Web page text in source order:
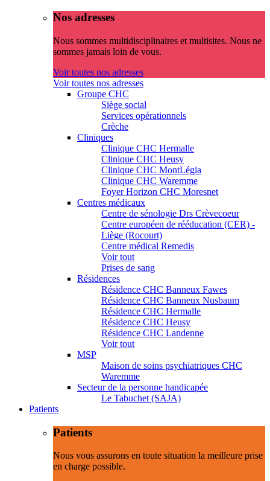
Nos adresses
Nous sommes multidisciplinaires et multisites. Nous ne
sommes jamais loin de vous.
Voir toutes nos adresses
Voir toutes nos adresses
Groupe CHC
Siège social
Services opérationnels
Crèche
Cliniques
Clinique CHC Hermalle
Clinique CHC Heusy
Clinique CHC MontLégia
Clinique CHC Waremme
Foyer Horizon CHC Moresnet
Centres médicaux
Centre de sénologie Drs Crèvecoeur
Centre européen de rééducation (CER) -
Liège (Rocourt)
Centre médical Remedis
Voir tout
Prises de sang
Résidences
Résidence CHC Banneux Fawes
Résidence CHC Banneux Nusbaum
Résidence CHC Hermalle
Résidence CHC Heusy
Résidence CHC Landenne
Voir tout
MSP
Maison de soins psychiatriques CHC
Waremme
Secteur de la personne handicapée
Le Tabuchet (SAJA)
Patients
Patients
Nous vous assurons en toute situation la meilleure prise
en charge possible.